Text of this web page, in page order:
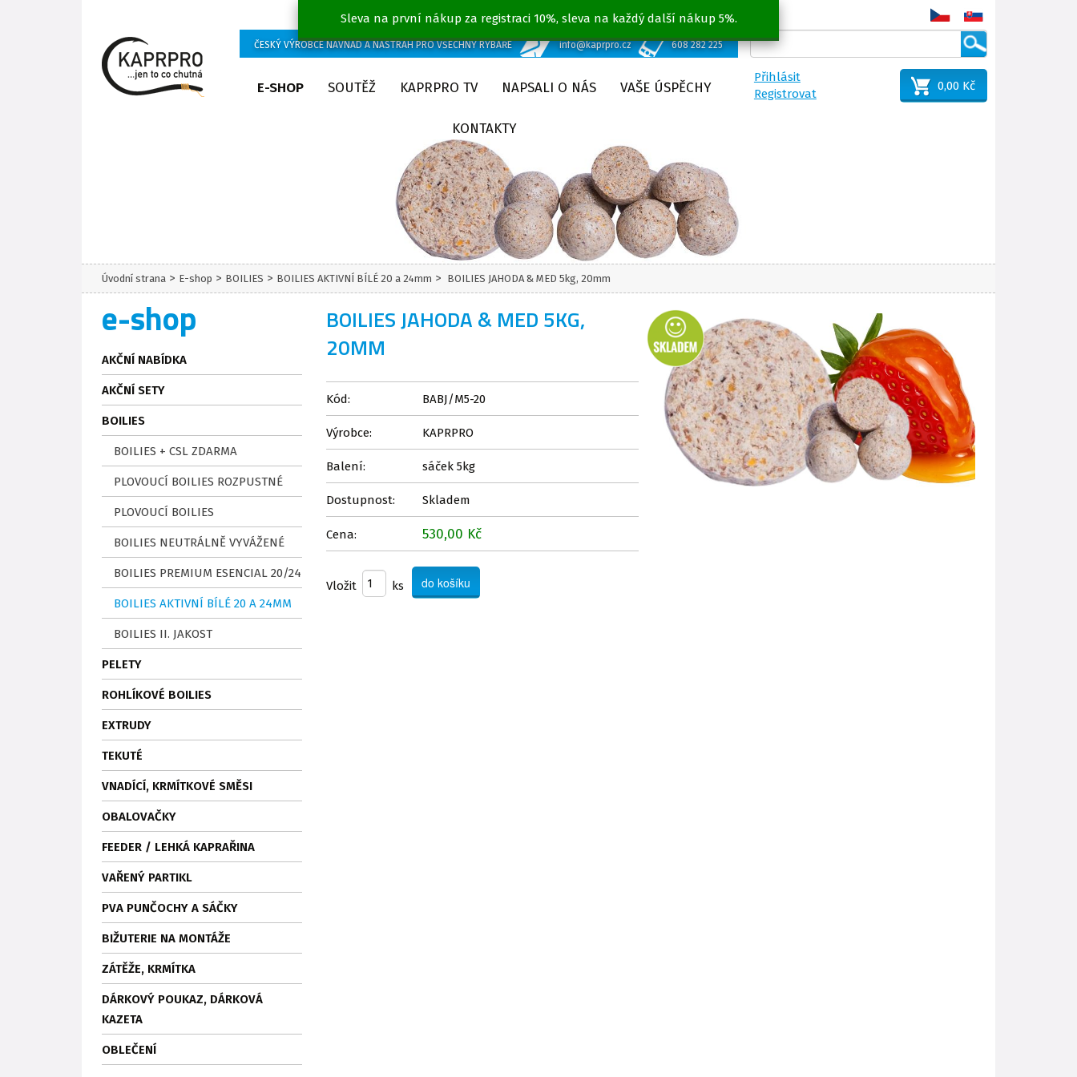
Sleva na první nákup za registraci 10%, sleva na každý další nákup 5%.
ČESKÝ VÝROBCE NÁVNAD A NÁSTRAH PRO VŠECHNY RYBÁŘE info@kaprpro.cz 608 282 225
E-SHOP SOUTĚŽ KAPRPRO TV NAPSALI O NÁS VAŠE ÚSPĚCHY
KONTAKTY
Přihlásit
Registrovat
0,00 Kč
Úvodní strana > E-shop > BOILIES > BOILIES AKTIVNÍ BÍLÉ 20 a 24mm > BOILIES JAHODA & MED 5kg, 20mm
e-shop
AKČNÍ NABÍDKA
AKČNÍ SETY
BOILIES
BOILIES + CSL ZDARMA
PLOVOUCÍ BOILIES ROZPUSTNÉ
PLOVOUCÍ BOILIES
BOILIES NEUTRÁLNĚ VYVÁŽENÉ
BOILIES PREMIUM ESENCIAL 20/24
BOILIES AKTIVNÍ BÍLÉ 20 A 24MM
BOILIES II. JAKOST
PELETY
ROHLÍKOVÉ BOILIES
EXTRUDY
TEKUTÉ
VNADÍCÍ, KRMÍTKOVÉ SMĚSI
OBALOVAČKY
FEEDER / LEHKÁ KAPRAŘINA
VAŘENÝ PARTIKL
PVA PUNČOCHY A SÁČKY
BIŽUTERIE NA MONTÁŽE
ZÁTĚŽE, KRMÍTKA
DÁRKOVÝ POUKAZ, DÁRKOVÁ
KAZETA
OBLEČENÍ
BOILIES JAHODA & MED 5KG,
20MM
Kód: BABJ/M5-20
Výrobce: KAPRPRO
Balení: sáček 5kg
Dostupnost: Skladem
Cena: 530,00 Kč
Vložit ks